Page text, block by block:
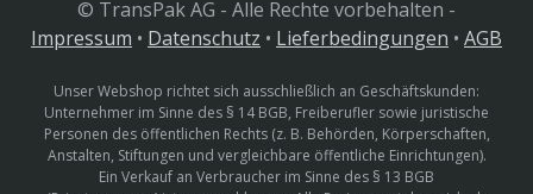
© TransPak AG - Alle Rechte vorbehalten -
Impressum • Datenschutz • Lieferbedingungen • AGB
Unser Webshop richtet sich ausschließlich an Geschäftskunden:
Unternehmer im Sinne des § 14 BGB, Freiberufler sowie juristische
Personen des öffentlichen Rechts (z. B. Behörden, Körperschaften,
Anstalten, Stiftungen und vergleichbare öffentliche Einrichtungen).
Ein Verkauf an Verbraucher im Sinne des § 13 BGB